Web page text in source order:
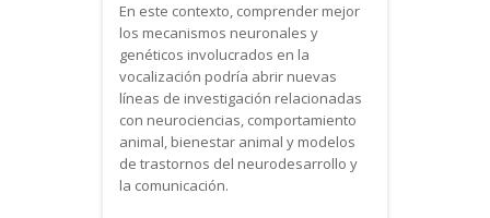
En este contexto, comprender mejor
los mecanismos neuronales y
genéticos involucrados en la
vocalización podría abrir nuevas
líneas de investigación relacionadas
con neurociencias, comportamiento
animal, bienestar animal y modelos
de trastornos del neurodesarrollo y
la comunicación.